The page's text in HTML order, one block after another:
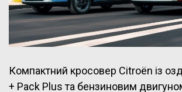
Компактний кросовер Citroën із
+ Pack Plus та бензиновим